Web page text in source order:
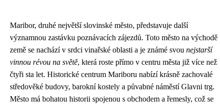
Maribor, druhé největší slovinské město, představuje další
významnou zastávku poznávacích zájezdů. Toto město na východě
země se nachází v srdci vinařské oblasti a je známé svou nejstarší
vinnou révou na světě, která roste přímo v centru města již více než
čtyři sta let. Historické centrum Mariboru nabízí krásně zachovalé
středověké budovy, barokní kostely a půvabné náměstí Glavni trg.
Město má bohatou historii spojenou s obchodem a řemesly, což se